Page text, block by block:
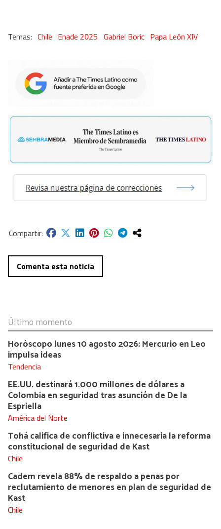
Chile Enade 2025 Gabriel Boric Papa León XIV
Comenta esta noticia
Último momento
Horóscopo lunes 10 agosto 2026: Mercurio en Leo
impulsa ideas
Tendencia
EE.UU. destinará 1.000 millones de dólares a
Colombia en seguridad tras asunción de De la
Espriella
América del Norte
Tohá califica de conflictiva e innecesaria la reforma
constitucional de seguridad de Kast
Chile
Cadem revela 88% de respaldo a penas por
reclutamiento de menores en plan de seguridad de
Kast
Chile